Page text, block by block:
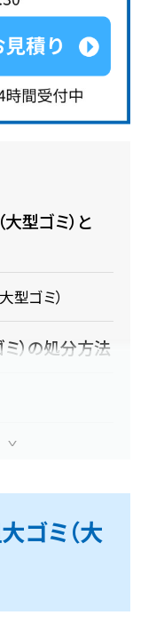
型ゴミ）と
型ゴミ）
）の処分方法
業者に依頼
）にかかる料
ゴミ（大